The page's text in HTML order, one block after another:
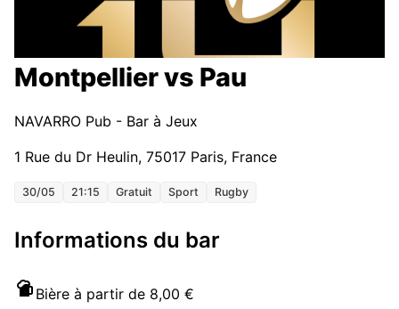
Montpellier vs Pau
NAVARRO Pub - Bar à Jeux
1 Rue du Dr Heulin, 75017 Paris, France
30/05 21:15 Gratuit Sport Rugby
Informations du bar
Bière à partir de 8,00 €